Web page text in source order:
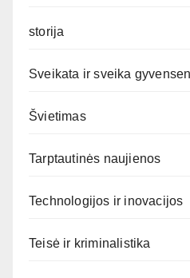
storija
Sveikata ir sveika
Švietimas
Tarptautinės naujienos
Technologijos ir inovacijos
Teisė ir kriminalistika